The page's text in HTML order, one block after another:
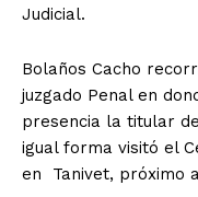
Judicial.
Bolaños Cacho
juzgado Penal en
presencia la titular
igual forma visitó el
en Tanivet, próximo